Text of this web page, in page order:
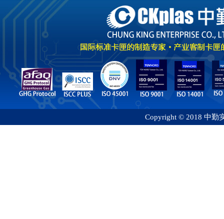
Copyright © 2018 中勤